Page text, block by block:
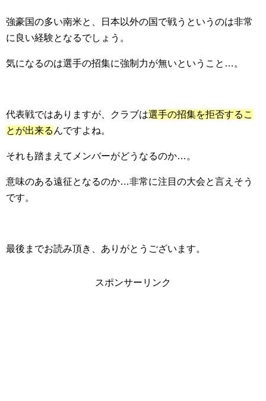
強豪国の多い南米と、日本以外の国で戦うというのは非常
に良い経験となるでしょう。
気になるのは選手の招集に強制力が無いということ…。
代表戦ではありますが、クラブは選手の招集を拒否するこ
とが出来る んですよね。
それも踏まえてメンバーがどうなるのか…。
意味のある遠征となるのか…非常に注目の大会と言えそう
です。
最後までお読み頂き、ありがとうございます。
スポンサーリンク